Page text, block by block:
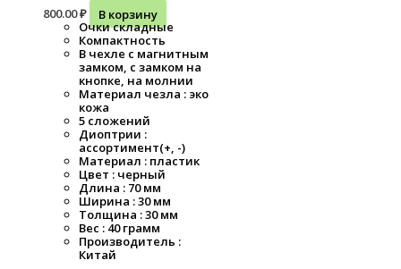
800.00₽
В корзину
Очки складные
Компактность
В чехле с магнитным
замком, с замком на
кнопке, на молнии
Материал чезла : эко
кожа
5 сложений
Диоптрии :
ассортимент(+, -)
Материал : пластик
Цвет : черный
Длина : 70 мм
Ширина : 30 мм
Толщина : 30 мм
Вес : 40 грамм
Производитель :
Китай